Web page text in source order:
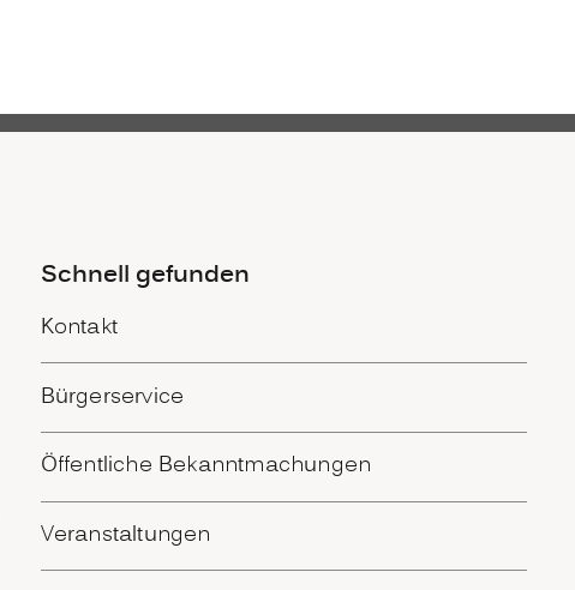
Schnell gefunden
Kontakt
Bürgerservice
Öffentliche Bekanntmachungen
Veranstaltungen